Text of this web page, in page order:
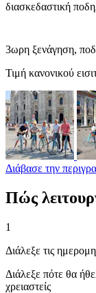
διασκεδαστική
3ωρη ξενάγηση,
Τιμή κανονικού
Διάβασε την
Πώς
1
Διάλεξε τις
Διάλεξε πότε θα
χρειαστείς